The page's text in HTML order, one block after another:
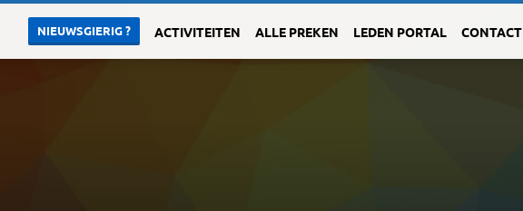
NIEUWSGIERIG ? ACTIVITEITEN ALLE PREKEN LEDEN PORTAL CONTACT